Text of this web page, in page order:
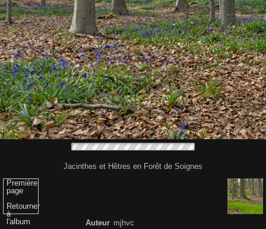
Jacinthes et Hêtres en Forêt de Soignes
Première
page
Retourner
à
l'album
Auteur mjhvc